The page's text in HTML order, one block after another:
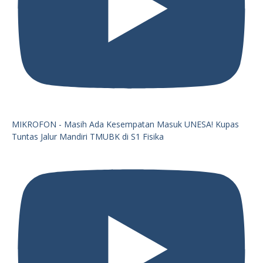
MIKROFON - Masih Ada Kesempatan Masuk UNESA! Kupas
Tuntas Jalur Mandiri TMUBK di S1 Fisika